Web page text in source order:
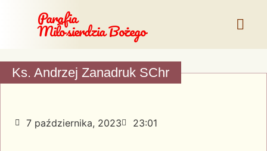
Parafia
Miłosierdzia Bożego
Ks. Andrzej Zanadruk SChr
7 października, 2023 23:01